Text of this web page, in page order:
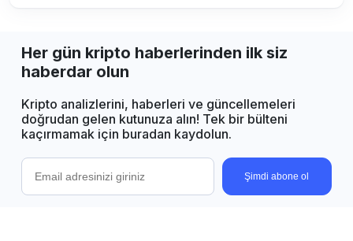
Her gün kripto haberlerinden ilk siz
haberdar olun
Kripto analizlerini, haberleri ve güncellemeleri
doğrudan gelen kutunuza alın! Tek bir bülteni
kaçırmamak için buradan kaydolun.
Şimdi abone ol